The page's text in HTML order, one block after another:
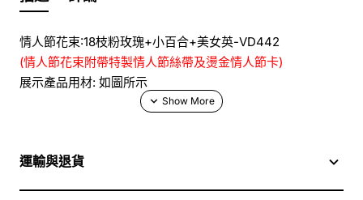
情人節花束:18枝粉玫瑰+小百合+美女英-VD442
(情人節花束附帶特製情人節絲帶及燙金情人節卡)
展示產品用材: 如圖所示
或網上訂購
運輸與退貨